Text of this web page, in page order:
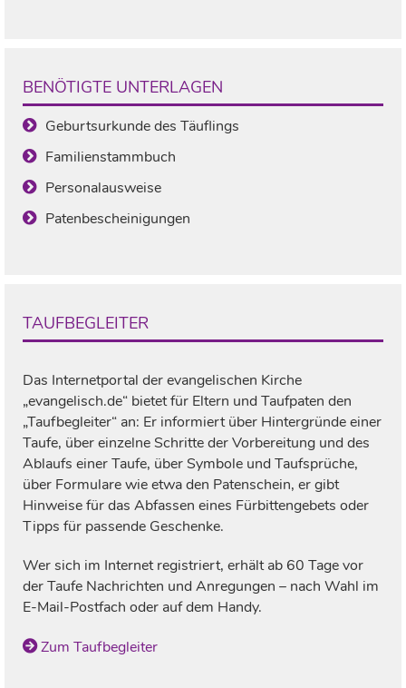
BENÖTIGTE UNTERLAGEN
Geburtsurkunde des Täuflings
Familienstammbuch
Personalausweise
Patenbescheinigungen
TAUFBEGLEITER
Das Internetportal der evangelischen Kirche
„evangelisch.de“ bietet für Eltern und Taufpaten den
„Taufbegleiter“ an: Er informiert über Hintergründe einer
Taufe, über einzelne Schritte der Vorbereitung und des
Ablaufs einer Taufe, über Symbole und Taufsprüche,
über Formulare wie etwa den Patenschein, er gibt
Hinweise für das Abfassen eines Fürbittengebets oder
Tipps für passende Geschenke.
Wer sich im Internet registriert, erhält ab 60 Tage vor
der Taufe Nachrichten und Anregungen – nach Wahl im
E-Mail-Postfach oder auf dem Handy.
Zum Taufbegleiter